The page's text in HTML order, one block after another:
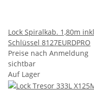
Lock Spiralkab. 1,80m
Schlüssel 8127EURDPRO
Preise nach Anmeldung
sichtbar
Auf Lager